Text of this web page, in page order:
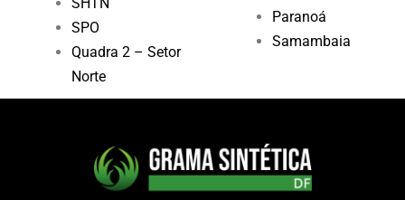
SPO
Quadra 2 – Setor
Norte
Paranoá
Samambaia